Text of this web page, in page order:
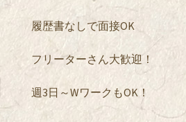
履歴書なしで面接OK
フリーターさん大歓迎！
週3日～WワークもOK！